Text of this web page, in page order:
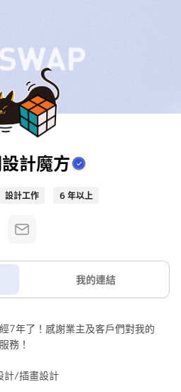
計魔方
設計工作 6 年以上
我的連結
7年了！感謝業主及客戶們對我的
務！
計/插畫設計